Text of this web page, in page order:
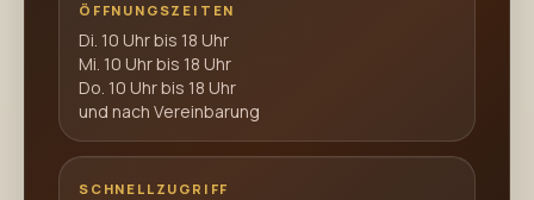
ÖFFNUNGSZEITEN
Di. 10 Uhr bis 18 Uhr
Mi. 10 Uhr bis 18 Uhr
Do. 10 Uhr bis 18 Uhr
und nach Vereinbarung
SCHNELLZUGRIFF